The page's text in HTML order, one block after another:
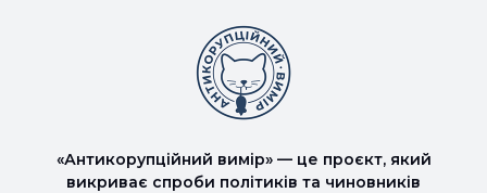
«Антикорупційний вимір» — це проєкт, який
викриває спроби політиків та чиновників